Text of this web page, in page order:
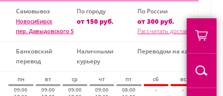
Самовывоз
Новосибирск
пер. Давыдовского 5
По городу
от 150 руб.
По России
от 300 руб.
Рассчитать доставку
Банковский
перевод
Наличными
курьеру
Переводом на карту
пн вт ср чт пт сб вс
09:00
09:00
09:00
09:00
08:00
-
-